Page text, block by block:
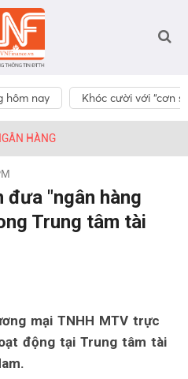
hôm nay Khóc cười với “cơn
HÀNG
đưa "ngân hàng
Trung tâm tài
mại TNHH MTV trực
động tại Trung tâm tài